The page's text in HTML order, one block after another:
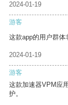
2024-01-19
游客
这款app的用户群体
2024-01-19
游客
这款加速器VPM应
护。